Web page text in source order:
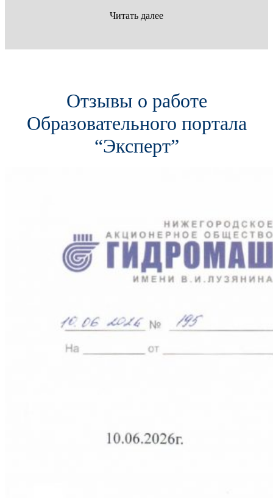
Читать далее
Отзывы о работе
Образовательного портала
“Эксперт”